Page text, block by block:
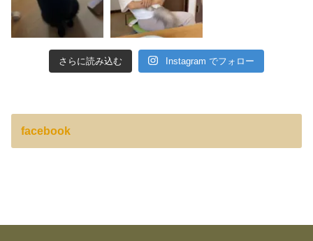
さらに読み込む Instagram でフォロー
facebook